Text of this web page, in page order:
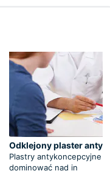
Odklejony plaster
Plastry antykoncepcyjne
dominować nad in